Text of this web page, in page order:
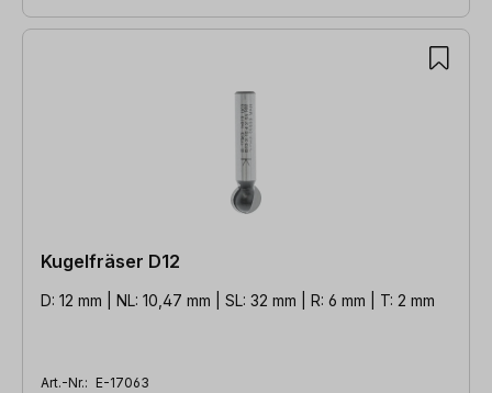
Kugelfräser D12
D: 12 mm | NL: 10,47 mm | SL: 32 mm | R: 6 mm | T: 2 mm
Art.-Nr.: E-17063